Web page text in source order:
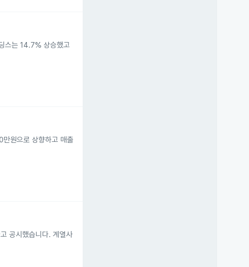
스는 14.7% 상승했고
원으로 상향하고 매출
공시했습니다. 계열사